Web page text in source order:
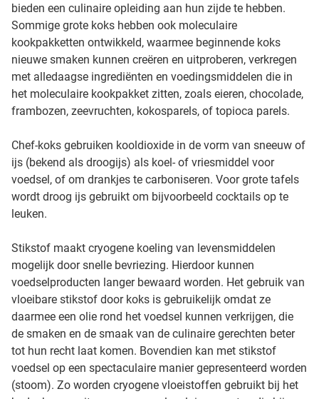
bieden een culinaire opleiding aan hun zijde te hebben.
Sommige grote koks hebben ook moleculaire
kookpakketten ontwikkeld, waarmee beginnende koks
nieuwe smaken kunnen creëren en uitproberen, verkregen
met alledaagse ingrediënten en voedingsmiddelen die in
het moleculaire kookpakket zitten, zoals eieren, chocolade,
frambozen, zeevruchten, kokosparels, of topioca parels.
Chef-koks gebruiken kooldioxide in de vorm van sneeuw of
ijs (bekend als droogijs) als koel- of vriesmiddel voor
voedsel, of om drankjes te carboniseren. Voor grote tafels
wordt droog ijs gebruikt om bijvoorbeeld cocktails op te
leuken.
Stikstof maakt cryogene koeling van levensmiddelen
mogelijk door snelle bevriezing. Hierdoor kunnen
voedselproducten langer bewaard worden. Het gebruik van
vloeibare stikstof door koks is gebruikelijk omdat ze
daarmee een olie rond het voedsel kunnen verkrijgen, die
de smaken en de smaak van de culinaire gerechten beter
tot hun recht laat komen. Bovendien kan met stikstof
voedsel op een spectaculaire manier gepresenteerd worden
(stoom). Zo worden cryogene vloeistoffen gebruikt bij het